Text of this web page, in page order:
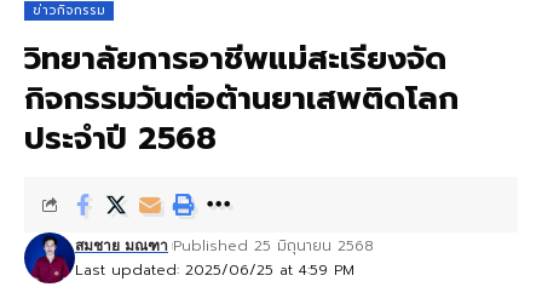
ข่าวกิจกรรม
วิทยาลัยการอาชีพแม่สะเรียงจัด
กิจกรรมวันต่อต้านยาเสพติดโลก
ประจำปี 2568
Last updated: 2025/06/25 at 4:59 PM
สมชาย มณฑา Published 25 มิถุนายน 2568